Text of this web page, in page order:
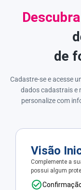
Descubra
de
Cadastre-se e acesse
dados cadastrais e
personalize com
Visão
Complemente a
possui algum